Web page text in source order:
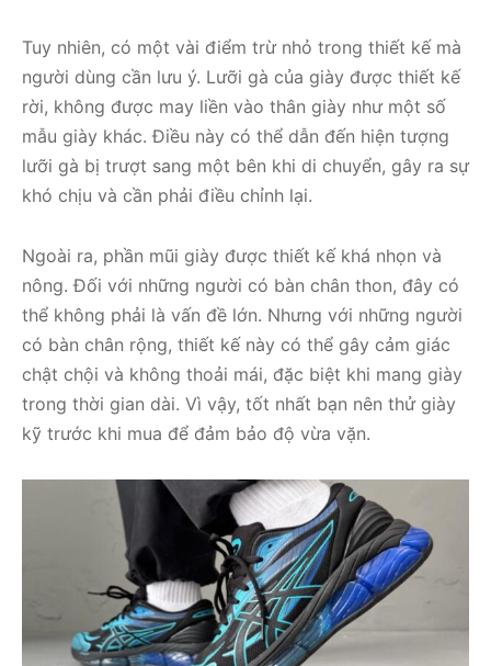
Tuy nhiên, có một vài điểm trừ nhỏ trong thiết kế mà
người dùng cần lưu ý. Lưỡi gà của giày được thiết kế
rời, không được may liền vào thân giày như một số
mẫu giày khác. Điều này có thể dẫn đến hiện tượng
lưỡi gà bị trượt sang một bên khi di chuyển, gây ra sự
khó chịu và cần phải điều chỉnh lại.
Ngoài ra, phần mũi giày được thiết kế khá nhọn và
nông. Đối với những người có bàn chân thon, đây có
thể không phải là vấn đề lớn. Nhưng với những người
có bàn chân rộng, thiết kế này có thể gây cảm giác
chật chội và không thoải mái, đặc biệt khi mang giày
trong thời gian dài. Vì vậy, tốt nhất bạn nên thử giày
kỹ trước khi mua để đảm bảo độ vừa vặn.